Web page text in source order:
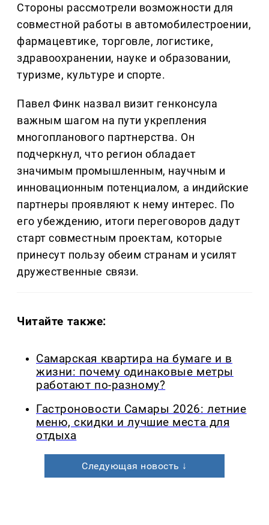
Стороны рассмотрели возможности для
совместной работы в автомобилестроении,
фармацевтике, торговле, логистике,
здравоохранении, науке и образовании,
туризме, культуре и спорте.
Павел Финк назвал визит генконсула
важным шагом на пути укрепления
многопланового партнерства. Он
подчеркнул, что регион обладает
значимым промышленным, научным и
инновационным потенциалом, а индийские
партнеры проявляют к нему интерес. По
его убеждению, итоги переговоров дадут
старт совместным проектам, которые
принесут пользу обеим странам и усилят
дружественные связи.
Читайте также:
Самарская квартира на бумаге и в
жизни: почему одинаковые метры
работают по-разному?
Гастроновости Самары 2026: летние
меню, скидки и лучшие места для
отдыха
Следующая новость ↓